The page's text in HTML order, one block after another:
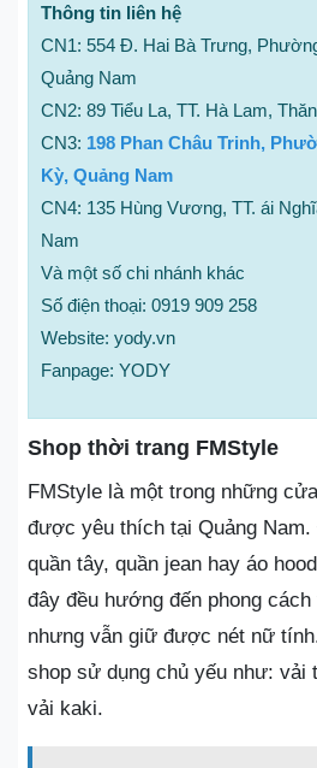
Thông tin liên hệ
CN1: 554 Đ. Hai Bà Trưng,
Quảng Nam
CN2: 89 Tiểu La, TT. Hà Lam,
CN3: 198 Phan Châu Trinh,
Kỳ, Quảng Nam
CN4: 135 Hùng Vương, TT. ái
Nam
Và một số chi nhánh khác
Số điện thoại: 0919 909 258
Website: yody.vn
Fanpage: YODY
Shop thời trang FMStyle
FMStyle là một trong những
được yêu thích tại Quảng
quần tây, quần jean hay áo
đây đều hướng đến phong
nhưng vẫn giữ được nét nữ
shop sử dụng chủ yếu như: vải
vải kaki.